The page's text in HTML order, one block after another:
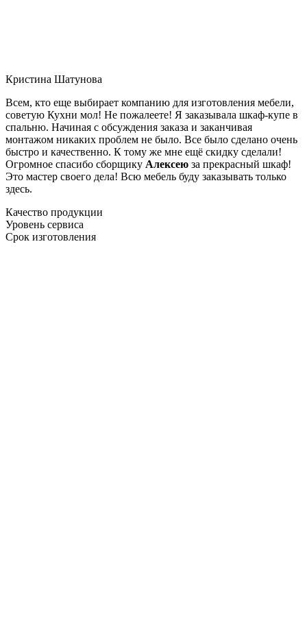
Кристина Шатунова
Всем, кто еще выбирает компанию для изготовления мебели,
советую Кухни мол! Не пожалеете! Я заказывала шкаф-купе в
спальню. Начиная с обсуждения заказа и заканчивая
монтажом никаких проблем не было. Все было сделано очень
быстро и качественно. К тому же мне ещё скидку сделали!
Огромное спасибо сборщику Алексею за прекрасный шкаф!
Это мастер своего дела! Всю мебель буду заказывать только
здесь.
Качество продукции
Уровень сервиса
Срок изготовления